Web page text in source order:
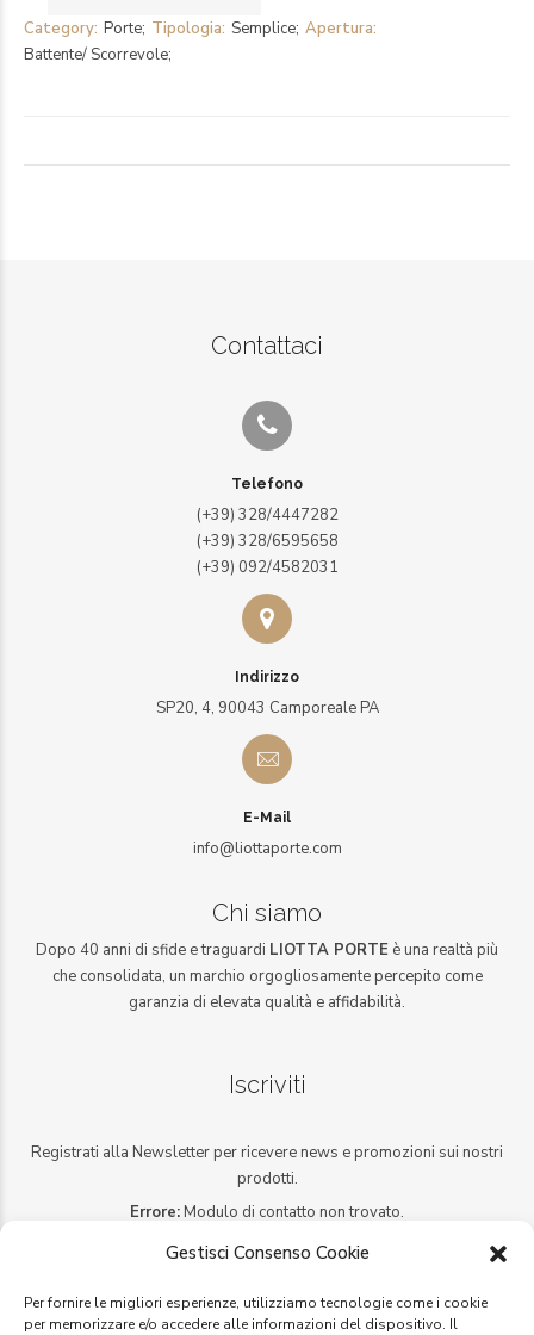
Gestisci Consenso Cookie
Per fornire le migliori esperienze, utilizziamo tecnologie come i cookie
per memorizzare e/o accedere alle informazioni del dispositivo. Il
Category Porte Tipologia Semplice Apertura
Battente/ Scorrevole
Contattaci
Telefono
(+39) 328/4447282
(+39) 328/6595658
(+39) 092/4582031
Indirizzo
SP20, 4, 90043 Camporeale PA
E-Mail
info@liottaporte.com
Chi siamo
Dopo 40 anni di sfide e traguardi LIOTTA PORTE è una realtà più
che consolidata, un marchio orgogliosamente percepito come
garanzia di elevata qualità e affidabilità.
Iscriviti
Registrati alla Newsletter per ricevere news e promozioni sui nostri
prodotti.
Errore:Modulo di contatto non trovato.